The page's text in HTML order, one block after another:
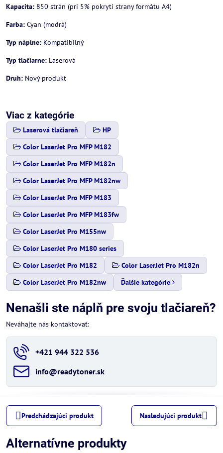
Kapacita: 850 strán (pri 5% pokrytí strany formátu A4)
Farba: Cyan (modrá)
Typ náplne: Kompatibilný
Typ tlačiarne: Laserová
Druh: Nový produkt
Viac z kategórie
Laserová tlačiareň
HP
Color LaserJet Pro MFP M182
Color LaserJet Pro MFP M182n
Color LaserJet Pro MFP M182nw
Color LaserJet Pro MFP M183
Color LaserJet Pro MFP M183fw
Color LaserJet Pro M155nw
Color LaserJet Pro M180 series
Color LaserJet Pro M182
Color LaserJet Pro M182n
Color LaserJet Pro M182nw
Ďalšie kategórie
Nenašli ste náplň pre svoju tlačiareň?
Neváhajte nás kontaktovať:
+421 944 322 536
info​@readytoner​.sk
Predchádzajúci produkt Nasledujúci produkt
Alternatívne produkty